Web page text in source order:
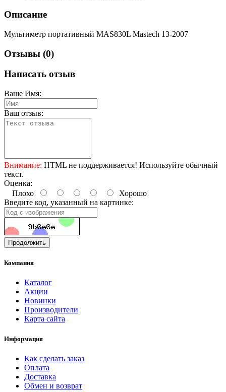
Описание
Мультиметр портативный MAS830L Mastech 13-2007
Отзывы (0)
Написать отзыв
Ваше Имя:
Ваш отзыв:
Внимание: HTML не поддерживается! Используйте обычный
текст.
Оценка:
Плохо
Хорошо
Введите код, указанный на картинке:
Продолжить
Компания
Каталог
Акции
Новинки
Производители
Карта сайта
Информация
Как сделать заказ
Оплата
Доставка
Обмен и возврат